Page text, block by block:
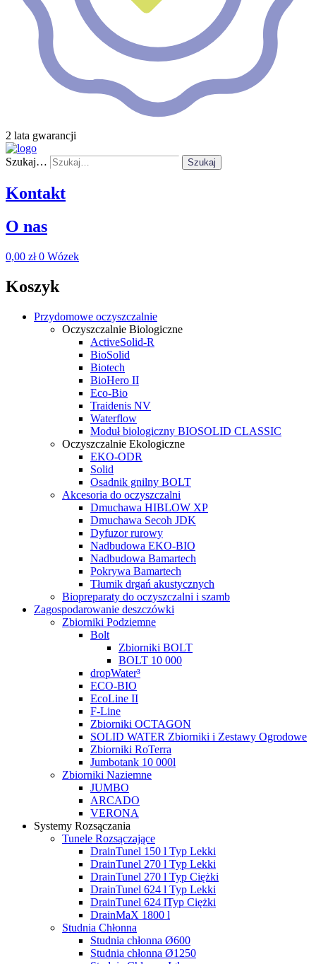
2 lata gwarancji
Szukaj… Szukaj
Kontakt
O nas
0,00 zł 0 Wózek
Koszyk
Przydomowe oczyszczalnie
Oczyszczalnie Biologiczne
ActiveSolid-R
BioSolid
Biotech
BioHero II
Eco-Bio
Traidenis NV
Waterflow
Moduł biologiczny BIOSOLID CLASSIC
Oczyszczalnie Ekologiczne
EKO-ODR
Solid
Osadnik gnilny BOLT
Akcesoria do oczyszczalni
Dmuchawa HIBLOW XP
Dmuchawa Secoh JDK
Dyfuzor rurowy
Nadbudowa EKO-BIO
Nadbudowa Bamartech
Pokrywa Bamartech
Tłumik drgań akustycznych
Biopreparaty do oczyszczalni i szamb
Zagospodarowanie deszczówki
Zbiorniki Podziemne
Bolt
Zbiorniki BOLT
BOLT 10 000
dropWater³
ECO-BIO
EcoLine II
F-Line
Zbiorniki OCTAGON
SOLID WATER Zbiorniki i Zestawy Ogrodowe
Zbiorniki RoTerra
Jumbotank 10 000l
Zbiorniki Naziemne
JUMBO
ARCADO
VERONA
Systemy Rozsączania
Tunele Rozsączające
DrainTunel 150 l Typ Lekki
DrainTunel 270 l Typ Lekki
DrainTunel 270 l Typ Ciężki
DrainTunel 624 l Typ Lekki
DrainTunel 624 lTyp Ciężki
DrainMaX 1800 l
Studnia Chłonna
Studnia chłonna Ø600
Studnia chłonna Ø1250